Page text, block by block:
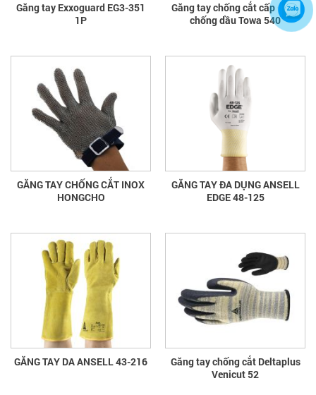
Găng tay Exxoguard EG3-351
1P
Găng tay chống cắt cấp độ 5,
chống dầu Towa 540
GĂNG TAY CHỐNG CẮT INOX
HONGCHO
GĂNG TAY ĐA DỤNG ANSELL
EDGE 48-125
GĂNG TAY DA ANSELL 43-216
Găng tay chống cắt Deltaplus
Venicut 52